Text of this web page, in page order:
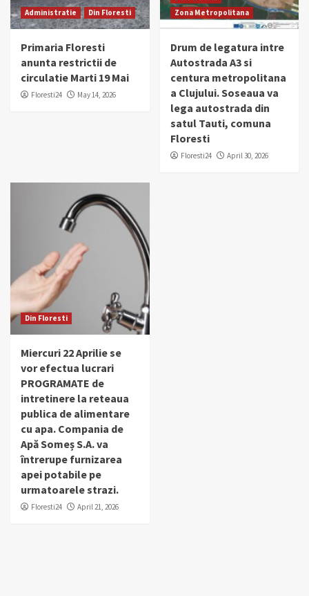
Administratie Din Floresti
Primaria Floresti
anunta restrictii de
circulatie Marti 19 Mai
Floresti24 May 14, 2026
Zona Metropolitana
Drum de legatura intre
Autostrada A3 si
centura metropolitana
a Clujului. Soseaua va
lega autostrada din
satul Tauti, comuna
Floresti
Floresti24 April 30, 2026
Din Floresti
Miercuri 22 Aprilie se
vor efectua lucrari
PROGRAMATE de
intretinere la reteaua
publica de alimentare
cu apa. Compania de
Apă Someș S.A. va
întrerupe furnizarea
apei potabile pe
urmatoarele strazi.
Floresti24 April 21, 2026